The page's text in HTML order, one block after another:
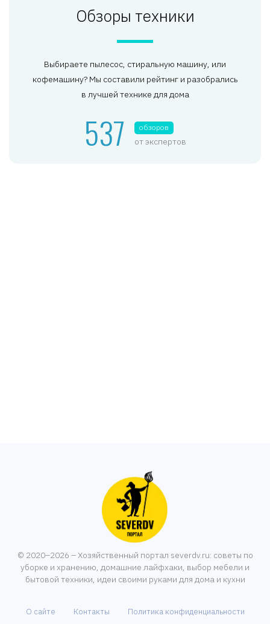
Обзоры техники
Выбираете пылесос, стиральную машину, или
кофемашину? Мы составили рейтинг и разобрались
в лучшей технике для дома
537 обзоров
от экспертов
© 2020–2026 – Хозяйственный портал severdv.ru: советы по
уборке и хранению, домашние лайфхаки, выбор мебели и
бытовой техники, идеи своими руками для дома и кухни
О сайте Контакты Политика конфиденциальности